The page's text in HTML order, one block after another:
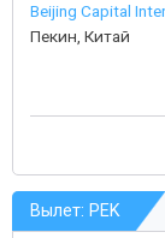
Beijing Capital
Пекин, Китай
Вылет: PEK